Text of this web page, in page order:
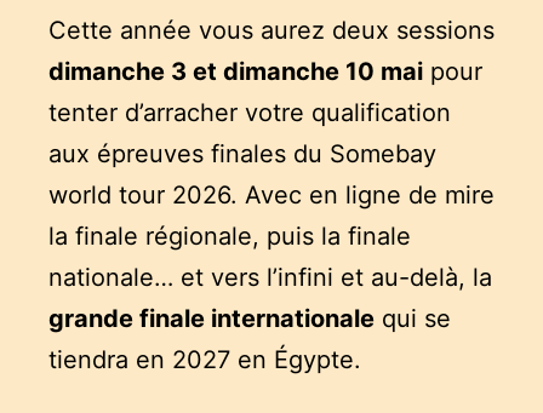
Cette année vous aurez deux sessions
dimanche 3 et dimanche 10 mai pour
tenter d’arracher votre qualification
aux épreuves finales du Somebay
world tour 2026. Avec en ligne de mire
la finale régionale, puis la finale
nationale… et vers l’infini et au-delà, la
grande finale internationale qui se
tiendra en 2027 en Égypte.